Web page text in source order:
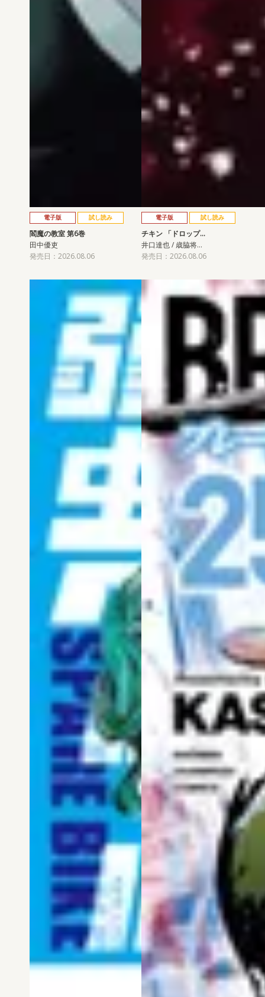
電子版 試し読み
閻魔の教室 第6巻
田中優吏
発売日：2026.08.06
電子版 試し読み
チキン 「ドロップ…
井口達也 / 歳脇将…
発売日：2026.08.06